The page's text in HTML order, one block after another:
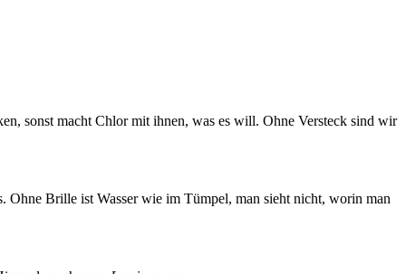
sonst macht Chlor mit ihnen, was es will. Ohne Versteck sind wir
Ohne Brille ist Wasser wie im Tümpel, man sieht nicht, worin man